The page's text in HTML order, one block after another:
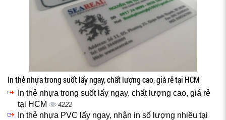
In thẻ nhựa trong suốt lấy ngay, chất lượng cao, giá rẻ tại HCM
In thẻ nhựa trong suốt lấy ngay, chất lượng cao, giá rẻ
tại HCM
4222
In thẻ nhựa PVC lấy ngay, nhận in số lượng nhiều tại